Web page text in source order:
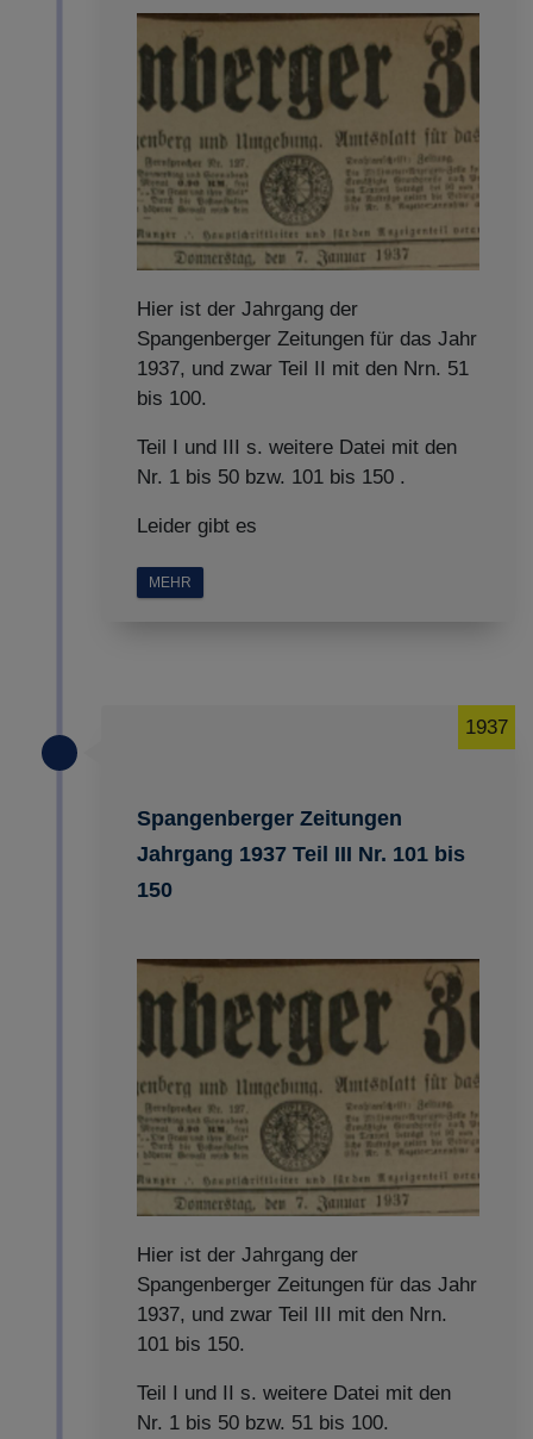
Hier ist der Jahrgang der
Spangenberger Zeitungen für das Jahr
1937, und zwar Teil II mit den Nrn. 51
bis 100.
Teil I und III s. weitere Datei mit den
Nr. 1 bis 50 bzw. 101 bis 150 .
Leider gibt es
MEHR
Spangenberger Zeitungen
Jahrgang 1937 Teil III Nr. 101 bis
150
1937
Hier ist der Jahrgang der
Spangenberger Zeitungen für das Jahr
1937, und zwar Teil III mit den Nrn.
101 bis 150.
Teil I und II s. weitere Datei mit den
Nr. 1 bis 50 bzw. 51 bis 100.